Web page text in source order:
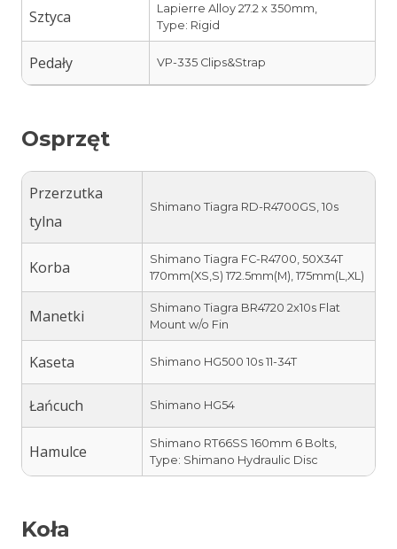
Sztyca
Lapierre Alloy 27.2 x 350mm,
Type: Rigid
Pedały VP-335 Clips&Strap
Osprzęt
Przerzutka
tylna
Shimano Tiagra RD-R4700GS, 10s
Korba
Shimano Tiagra FC-R4700, 50X34T
170mm(XS,S) 172.5mm(M), 175mm(L,XL)
Manetki
Shimano Tiagra BR4720 2x10s Flat
Mount w/o Fin
Kaseta Shimano HG500 10s 11-34T
Łańcuch Shimano HG54
Hamulce
Shimano RT66SS 160mm 6 Bolts,
Type: Shimano Hydraulic Disc
Koła